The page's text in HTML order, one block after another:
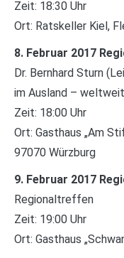
Zeit: 18:30 Uhr
Ort: Ratskeller Kiel,
8. Februar 2017
Dr. Bernhard Sturn
im Ausland –
Zeit: 18:00 Uhr
Ort: Gasthaus „Am
97070 Würzburg
9. Februar 2017
Regionaltreffen
Zeit: 19:00 Uhr
Ort: Gasthaus